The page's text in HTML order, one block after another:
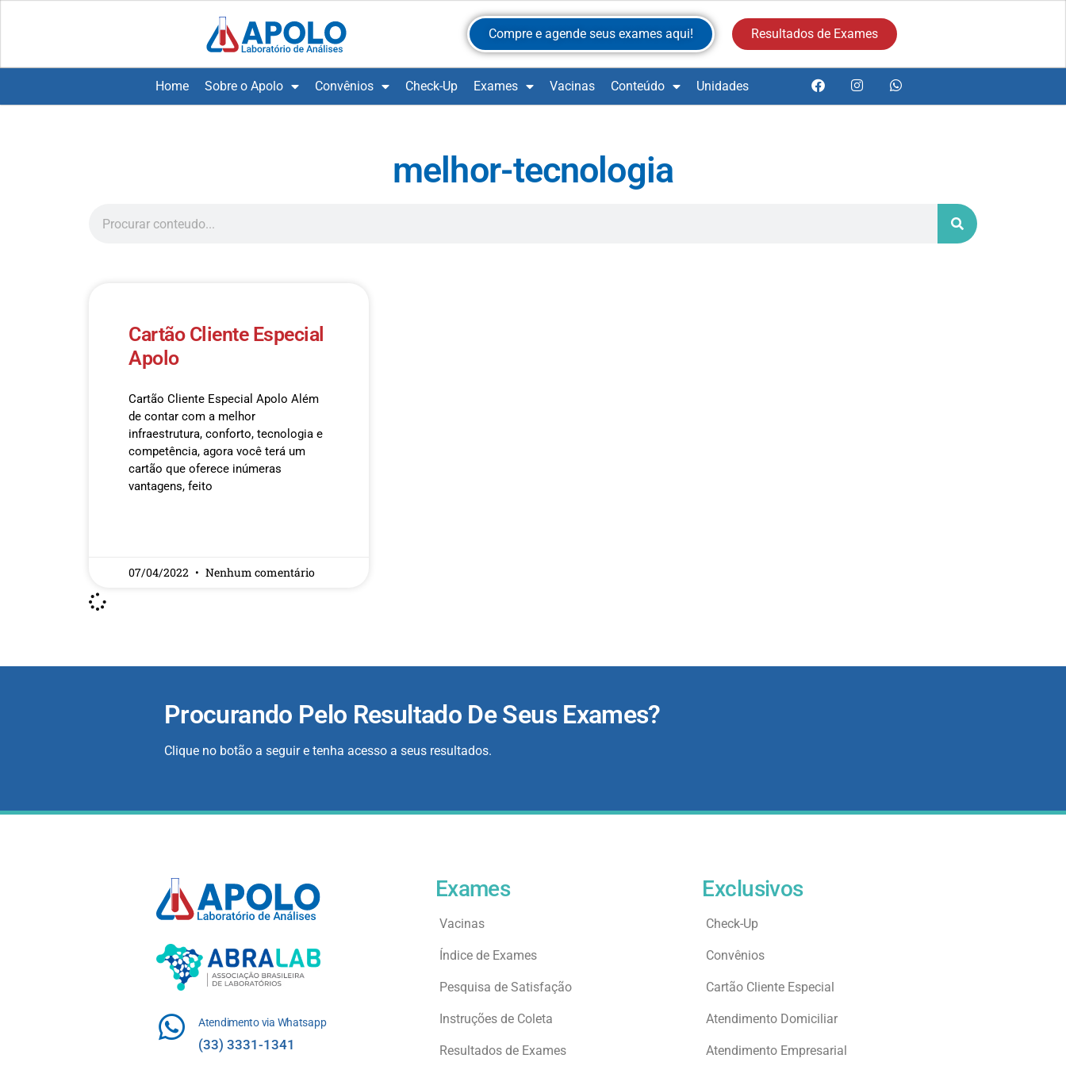
Compre e agende seus exames aqui! Resultados de Exames
Home Sobre o Apolo Convênios Check-Up Exames Vacinas Conteúdo Unidades
melhor-tecnologia
Cartão Cliente Especial
Apolo
Cartão Cliente Especial Apolo Além
de contar com a melhor
infraestrutura, conforto, tecnologia e
competência, agora você terá um
cartão que oferece inúmeras
vantagens, feito
07/04/2022 Nenhum comentário
Procurando Pelo Resultado De Seus Exames?
Clique no botão a seguir e tenha acesso a seus resultados.
Atendimento via Whatsapp
(33) 3331-1341
Exames
Vacinas
Índice de Exames
Pesquisa de Satisfação
Instruções de Coleta
Resultados de Exames
Exclusivos
Check-Up
Convênios
Cartão Cliente Especial
Atendimento Domiciliar
Atendimento Empresarial